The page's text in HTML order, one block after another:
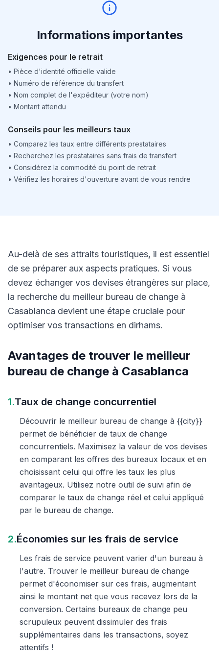
Informations importantes
Exigences pour le retrait
• Pièce d'identité officielle valide
• Numéro de référence du transfert
• Nom complet de l'expéditeur (votre nom)
• Montant attendu
Conseils pour les meilleurs taux
• Comparez les taux entre différents prestataires
• Recherchez les prestataires sans frais de transfert
• Considérez la commodité du point de retrait
• Vérifiez les horaires d'ouverture avant de vous rendre
Au-delà de ses attraits touristiques, il est essentiel
de se préparer aux aspects pratiques. Si vous
devez échanger vos devises étrangères sur place,
la recherche du meilleur bureau de change à
Casablanca devient une étape cruciale pour
optimiser vos transactions en dirhams.
Avantages de trouver le meilleur
bureau de change à Casablanca
1.Taux de change concurrentiel
Découvrir le meilleur bureau de change à {{city}}
permet de bénéficier de taux de change
concurrentiels. Maximisez la valeur de vos devises
en comparant les offres des bureaux locaux et en
choisissant celui qui offre les taux les plus
avantageux. Utilisez notre outil de suivi afin de
comparer le taux de change réel et celui appliqué
par le bureau de change.
2.Économies sur les frais de service
Les frais de service peuvent varier d'un bureau à
l'autre. Trouver le meilleur bureau de change
permet d'économiser sur ces frais, augmentant
ainsi le montant net que vous recevez lors de la
conversion. Certains bureaux de change peu
scrupuleux peuvent dissimuler des frais
supplémentaires dans les transactions, soyez
attentifs !